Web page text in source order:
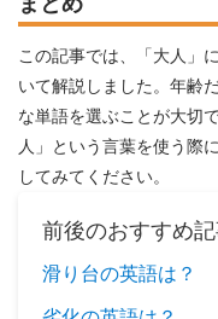
この記事では、「大人」
いて解説しました。年齢
な単語を選ぶことが大切
人」という言葉を使う際
してみてください。
前後のおすすめ
滑り台の英語は？